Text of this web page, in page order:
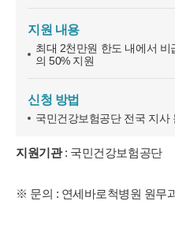
지원 내용
최대 2천만원 한도 내에서
의 50% 지원
신청 방법
국민건강보험공단 전국 지사
지원기관: 국민건강보험공단
※ 문의 : 연세바로척병원 원무
규정에 의하여 보존할 필요가 있
에서 정한 일정한 기간 동안 회원
로척병원은 보관하는 정보를 그
[회원가입정보]
회원가입을 탈퇴하거나 회원에
여 보존할 필요성이 있는 경우에
서의 소비자보호에 관한 법률)